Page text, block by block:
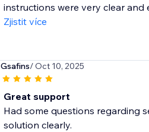
instructions were very clear and
Zjistit více
Gsafins/ Oct 10, 2025
Great support
Had some questions regarding
solution clearly.